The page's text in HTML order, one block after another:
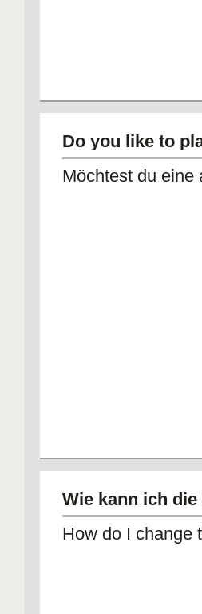
Do you like to
Möchtest du eine
Wie kann ich
How do I change